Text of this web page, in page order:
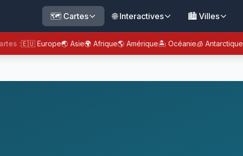
🗺️ Cartes 🌐 Interactives 🏙️ Villes
:🇪🇺 Europe🌏 Asie🌍 Afrique🌎 Amérique🏝️ Océanie🧊 Antarctique